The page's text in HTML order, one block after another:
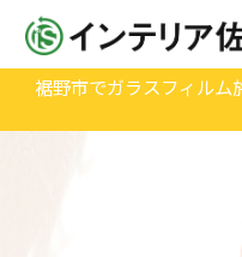
裾野市でガラスフィルム